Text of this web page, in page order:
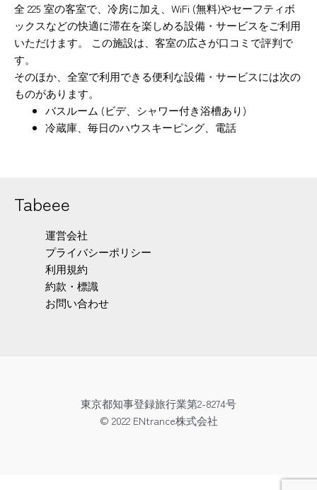
全 225 室の客室で、冷房に加え、WiFi (無料)やセーフティボ
ックスなどの快適に滞在を楽しめる設備・サービスをご利用
いただけます。 この施設は、客室の広さが口コミで評判で
す。
そのほか、全室で利用できる便利な設備・サービスには次の
ものがあります。
バスルーム (ビデ、シャワー付き浴槽あり)
冷蔵庫、毎日のハウスキーピング、電話
Tabeee
運営会社
プライバシーポリシー
利用規約
約款・標識
お問い合わせ
東京都知事登録旅行業第2-8274号
© 2022 ENtrance株式会社